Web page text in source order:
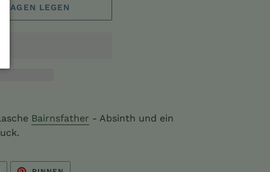
LEGEN
Bairnsfather - Absinth und ein